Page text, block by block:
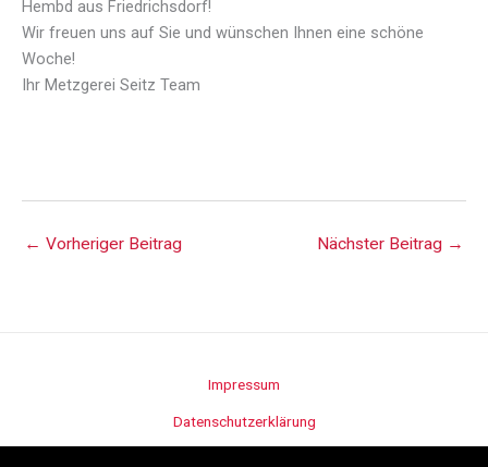
Hembd aus Friedrichsdorf!
Wir freuen uns auf Sie und wünschen Ihnen eine schöne
Woche!
Ihr Metzgerei Seitz Team
← Vorheriger Beitrag Nächster Beitrag →
Impressum
Datenschutzerklärung